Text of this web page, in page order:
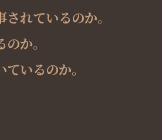
れているのか。
か。
いるのか。